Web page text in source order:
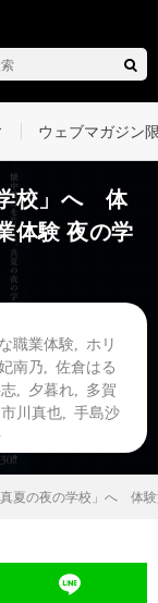
ウェブマガジン
校」へ 体
体験 夜の学
職業体験
ホリ
南乃
佐倉はる
夕暮れ
多賀
市川真也
手島沙
夏の夜の学校」へ 体